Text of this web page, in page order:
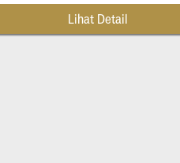
Lihat Detail